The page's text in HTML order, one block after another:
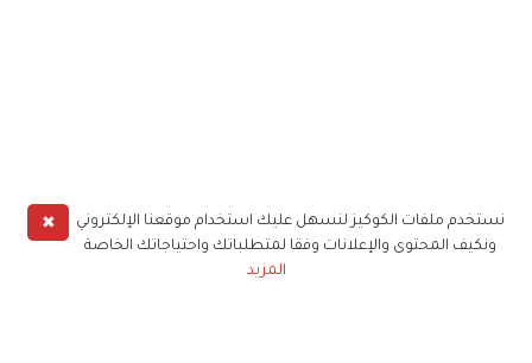
✖
نستخدم ملفات الكوكيز لنسهل عليك استخدام موقعنا الإلكتروني
ونكيف المحتوى والإعلانات وفقا لمتطلباتك واحتياجاتك الخاصة
المزيد